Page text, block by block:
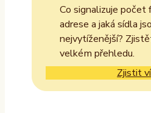
Co signalizuje počet
adrese a jaká sídla
nejvytíženější?
velkém přehledu.
Zjistit